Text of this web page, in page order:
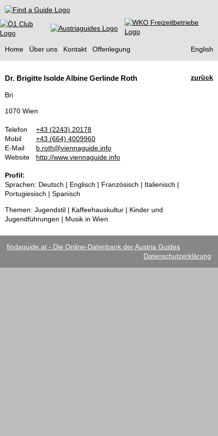
Find a Guide
Home Über uns Kontakt Offenlegung English
Guides
zurück
Dr. Brigitte Isolde Albine Gerlinde Roth
Bri
1070 Wien
Telefon
+43 (2243) 20178
Mobil
+43 (664) 4009960
E-Mail
b.roth@viennaguide.info
Website
http://www.viennaguide.info
Profil:
Sprachen: Deutsch | Englisch | Französisch | Italienisch |
Portugiesisch | Spanisch
Themen: Jugendstil | Kaffeehauskultur | Kinder und
Jugendführungen | Musik in Wien
findaguide.at - Die Online-Datenbank der Austria Guides
Datenschutzerklärung